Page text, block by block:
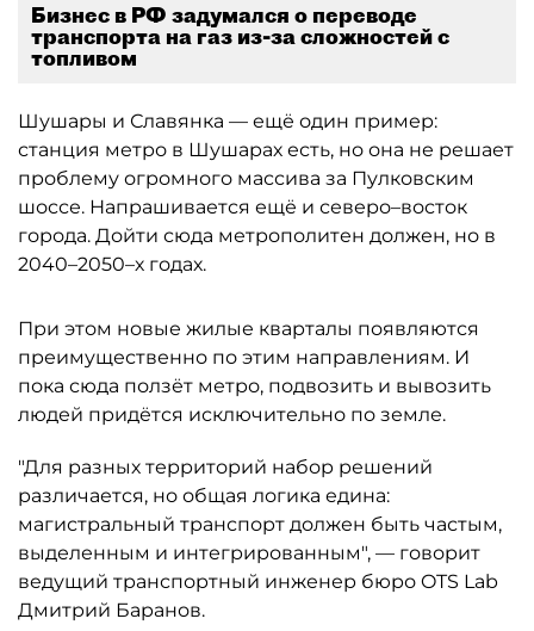
Бизнес в РФ задумался о переводе
транспорта на газ из-за сложностей с
топливом
Шушары и Славянка — ещё один пример:
станция метро в Шушарах есть, но она не решает
проблему огромного массива за Пулковским
шоссе. Напрашивается ещё и северо–восток
города. Дойти сюда метрополитен должен, но в
2040–2050–х годах.
При этом новые жилые кварталы появляются
преимущественно по этим направлениям. И
пока сюда ползёт метро, подвозить и вывозить
людей придётся исключительно по земле.
"Для разных территорий набор решений
различается, но общая логика едина:
магистральный транспорт должен быть частым,
выделенным и интегрированным", — говорит
ведущий транспортный инженер бюро OTS Lab
Дмитрий Баранов.